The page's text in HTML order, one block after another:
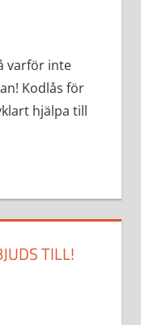
varför inte
Kodlås för
hjälpa till
TILL!